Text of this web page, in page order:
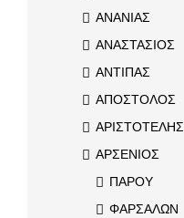
ΑΝΑΝΙΑΣ
ΑΝΑΣΤΑΣΙΟΣ
ΑΝΤΙΠΑΣ
ΑΠΟΣΤΟΛΟΣ
ΑΡΙΣΤΟΤΕΛΗΣ
ΑΡΣΕΝΙΟΣ
ΠΑΡΟΥ
ΦΑΡΣΑΛΩΝ